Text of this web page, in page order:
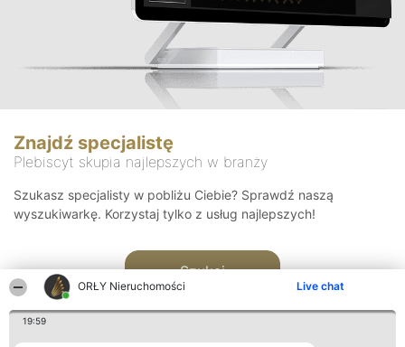
ORŁY Nieruchomości Live chat
19:59
Znajdź specjalistę
Plebiscyt skupia najlepszych w branży
Szukasz specjalisty w pobliżu Ciebie? Sprawdź naszą
wyszukiwarkę. Korzystaj tylko z usług najlepszych!
Szukaj